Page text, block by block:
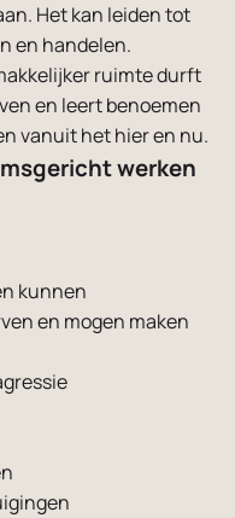
Het kan leiden tot
en handelen.
ruimte durft
en leert benoemen
vanuit het hier en nu.
werken
kunnen
en mogen maken